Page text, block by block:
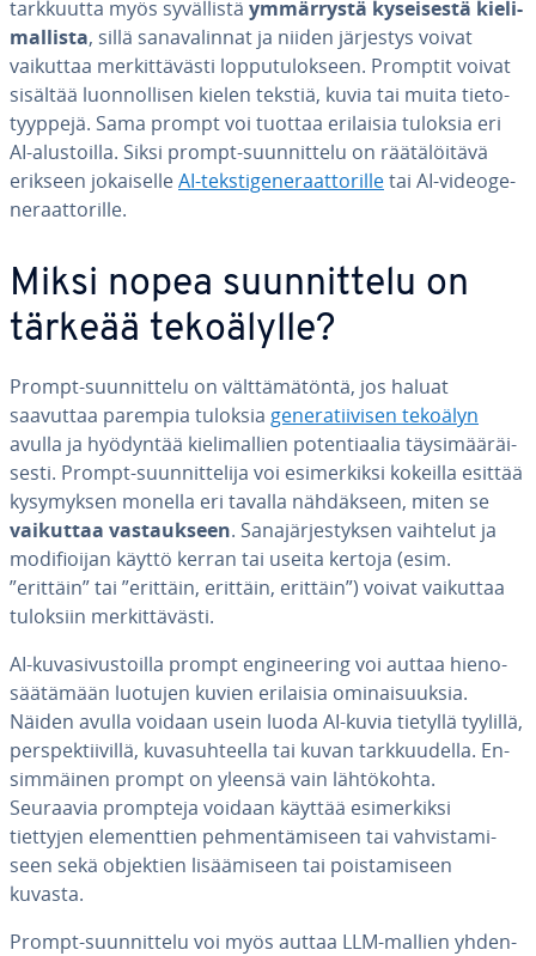
tark­kuut­ta myös sy­väl­lis­tä ym­mär­rys­tä ky­sei­ses­tä kie­li­
mal­lis­ta, sillä sa­na­va­lin­nat ja niiden järjestys voivat
vaikuttaa mer­kit­tä­väs­ti lop­pu­tu­lok­seen. Promptit voivat
sisältää luon­nol­li­sen kielen tekstiä, kuvia tai muita tie­to­
tyyp­pe­jä. Sama prompt voi tuottaa erilaisia tuloksia eri
AI-alus­toil­la. Siksi prompt-suun­nit­te­lu on rää­tä­löi­tä­vä
erikseen jo­kai­sel­leAI-teks­ti­ge­ne­raat­to­ril­letai AI-vi­deo­ge­
ne­raat­to­ril­le.
Miksi nopea suun­nit­te­lu on
tärkeää te­ko­ä­lyl­le?
Prompt-suun­nit­te­lu on vält­tä­mä­tön­tä, jos haluat
saavuttaa parempia tuloksia ge­ne­ra­tii­vi­sen tekoälyn
avulla ja hyödyntää kie­li­mal­lien po­ten­ti­aa­lia täy­si­mää­räi­
ses­ti. Prompt-suun­nit­te­li­ja voi esi­mer­kik­si kokeilla esittää
ky­sy­myk­sen monella eri tavalla näh­däk­seen, miten se
vaikuttaa vas­tauk­seen. Sa­na­jär­jes­tyk­sen vaihtelut ja
mo­di­fioi­jan käyttö kerran tai useita kertoja (esim.
”erittäin” tai ”erittäin, erittäin, erittäin”) voivat vaikuttaa
tuloksiin mer­kit­tä­väs­ti.
AI-ku­va­si­vus­toil­la prompt en­gi­nee­ring voi auttaa hie­no­
sää­tä­mään luotujen kuvien erilaisia omi­nai­suuk­sia.
Näiden avulla voidaan usein luoda AI-kuvia tietyllä tyylillä,
pers­pek­tii­vil­lä, ku­va­suh­teel­la tai kuvan tark­kuu­del­la. En­
sim­mäi­nen prompt on yleensä vain läh­tö­koh­ta.
Seuraavia prompteja voidaan käyttää esi­mer­kik­si
tiettyjen ele­ment­tien peh­men­tä­mi­seen tai vah­vis­ta­mi­
seen sekä objektien li­sää­mi­seen tai pois­ta­mi­seen
kuvasta.
Prompt-suun­nit­te­lu voi myös auttaa LLM-mallien yh­den­